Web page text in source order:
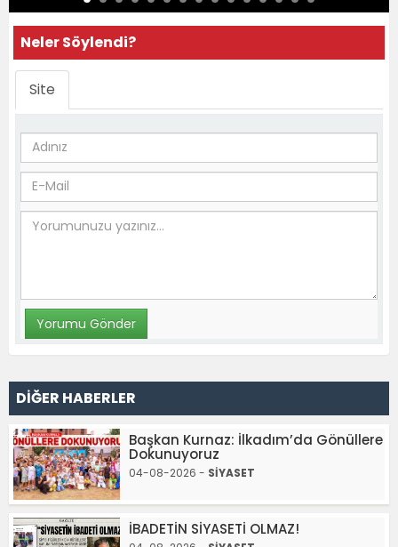
Neler Söylendi?
Site
DİĞER HABERLER
Başkan Kurnaz: İlkadım’da Gönüllere
Dokunuyoruz
04-08-2026 - SİYASET
İBADETİN SİYASETİ OLMAZ!